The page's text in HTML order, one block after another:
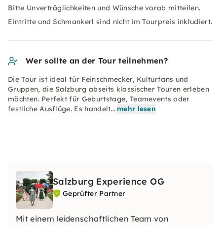
Bitte Unverträglichkeiten und Wünsche vorab mitteilen.
Eintritte und Schmankerl sind nicht im Tourpreis inkludiert.
Wer sollte an der Tour teilnehmen?
Die Tour ist ideal für Feinschmecker, Kulturfans und
Gruppen, die Salzburg abseits klassischer Touren erleben
möchten. Perfekt für Geburtstage, Teamevents oder
festliche Ausflüge. Es handelt… mehr lesen
Salzburg Experience OG
Geprüfter Partner
Mit einem leidenschaftlichen Team von